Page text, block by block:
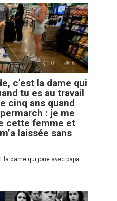
0 6
c’est la dame qui
tu es au travail
cinq ans quand
: je me
cette femme et
laissée sans
la dame qui joue avec papa